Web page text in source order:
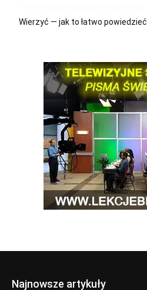
Wierzyć — jak to łatwo powiedzieć
Najnowsze artykuły